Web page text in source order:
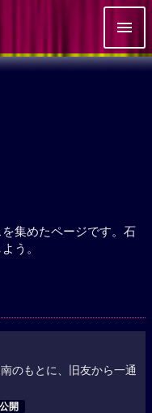
集めたページです。石
う。
のもとに、旧友から一通
開